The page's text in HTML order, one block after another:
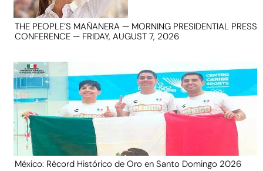
THE PEOPLE’S MAÑANERA — MORNING PRESIDENTIAL PRESS
CONFERENCE — FRIDAY, AUGUST 7, 2026
México: Récord Histórico de Oro en Santo Domingo 2026